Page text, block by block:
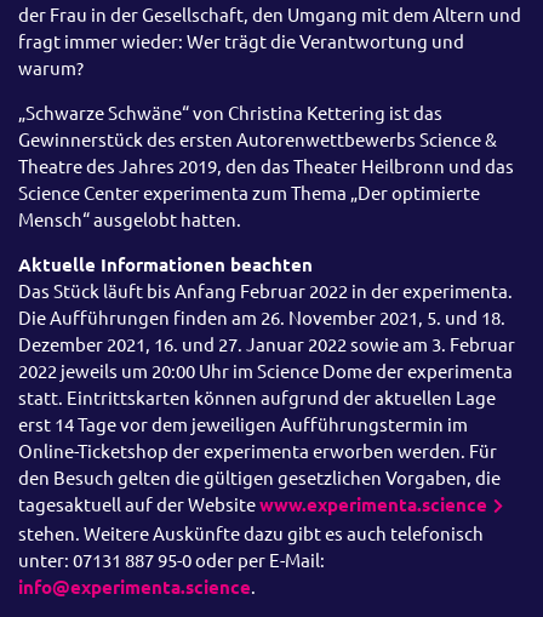
der Frau in der Gesellschaft, den Umgang mit dem Altern und
fragt immer wieder: Wer trägt die Verantwortung und
warum?
„Schwarze Schwäne“ von Christina Kettering ist das
Gewinnerstück des ersten Autorenwettbewerbs Science &
Theatre des Jahres 2019, den das Theater Heilbronn und das
Science Center experimenta zum Thema „Der optimierte
Mensch“ ausgelobt hatten.
Aktuelle Informationen beachten
Das Stück läuft bis Anfang Februar 2022 in der experimenta.
Die Aufführungen finden am 26. November 2021, 5. und 18.
Dezember 2021, 16. und 27. Januar 2022 sowie am 3. Februar
2022 jeweils um 20:00 Uhr im Science Dome der experimenta
statt. Eintrittskarten können aufgrund der aktuellen Lage
erst 14 Tage vor dem jeweiligen Aufführungstermin im
Online-Ticketshop der experimenta erworben werden. Für
den Besuch gelten die gültigen gesetzlichen Vorgaben, die
tagesaktuell auf der Websitewww.experimenta.science
stehen. Weitere Auskünfte dazu gibt es auch telefonisch
unter: 07131 887 95-0 oder per E-Mail:
info@experimenta.science.